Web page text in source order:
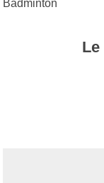
Badminton
Le